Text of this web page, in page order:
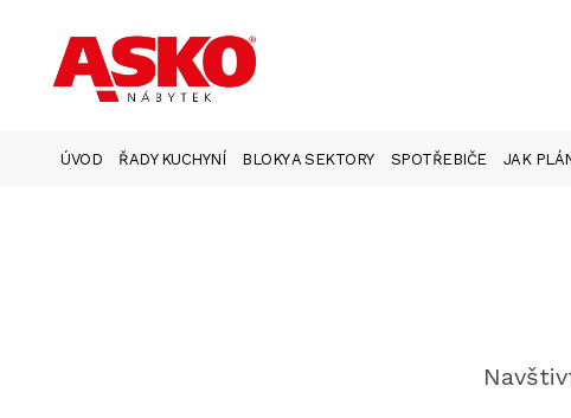
ÚVOD ŘADY KUCHYNÍ BLOKY A SEKTORY SPOTŘEBIČE JAK